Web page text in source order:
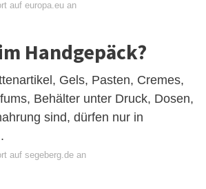
auf europa.eu an
Handgepäck?
Gels, Pasten, Cremes,
Behälter unter Druck, Dosen,
sind, dürfen nur in
auf segeberg.de an